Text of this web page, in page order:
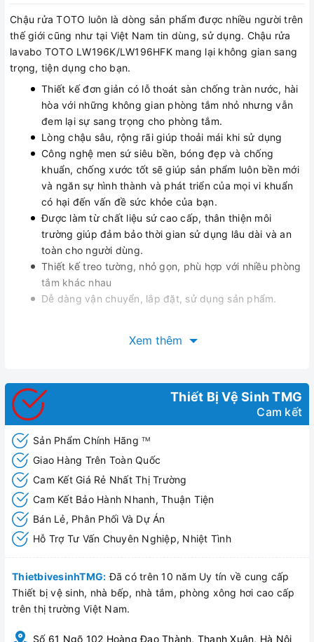
Chậu rửa TOTO luôn là dòng sản phẩm được nhiều người trên
thế giới cũng như tại Việt Nam tin dùng, sử dụng. Chậu rửa
lavabo TOTO LW196K/LW196HFK mang lại không gian sang
trọng, tiện dụng cho bạn.
Thiết kế đơn giản có lỗ thoát sàn chống tràn nước, hài
hòa với những không gian phòng tắm nhỏ nhưng vẫn
đem lại sự sang trọng cho phòng tắm.
Lòng chậu sâu, rộng rãi giúp thoải mái khi sử dụng
Công nghệ men sứ siêu bền, bóng đẹp và chống
khuẩn, chống xước tốt sẽ giúp sản phẩm luôn bền mới
và ngăn sự hình thành và phát triển của mọi vi khuẩn
có hại đến vấn đề sức khỏe của bạn.
Được làm từ chất liệu sứ cao cấp, thân thiện môi
trường giúp đảm bảo thời gian sử dụng lâu dài và an
toàn cho người dùng.
Thiết kế treo tường, nhỏ gọn, phù hợp với nhiều phòng
tắm khác nhau
Dễ dàng vận chuyển, lắp đặt, sử dụng sản phẩm.
Xem thêm
Thiết Bị Vệ Sinh TMG
Cam kết
Sản Phẩm Chính Hãng TM
Giao Hàng Trên Toàn Quốc
Cam Kết Giá Rẻ Nhất Thị Trường
Cam Kết Bảo Hành Nhanh, Thuận Tiện
Bán Lẻ, Phân Phối Và Dự Án
Hỗ Trợ Tư Vấn Chuyên Nghiệp, Nhiệt Tình
ThietbivesinhTMG: Đã có trên 10 năm Uy tín về cung cấp
Thiết bị vệ sinh, nhà bếp, nhà tắm, phòng xông hơi cao cấp
trên thị trường Việt Nam.
Số 61 Ngõ 102 Hoàng Đạo Thành, Thanh Xuân, Hà Nội